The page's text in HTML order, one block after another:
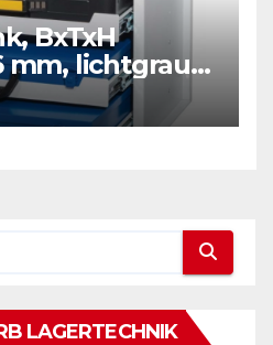
BxTxH
mm, lichtgrau
LAGERTECHNIK